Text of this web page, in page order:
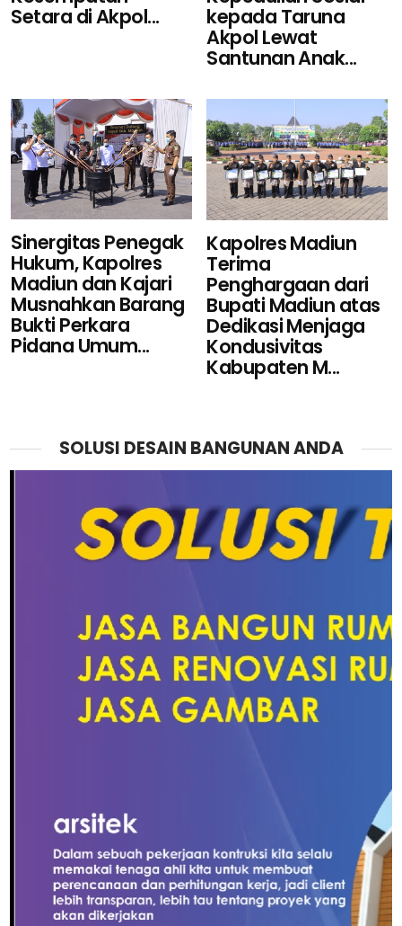
Setara di Akpol... kepada Taruna
Akpol Lewat
Santunan Anak...
Sinergitas Penegak
Hukum, Kapolres
Madiun dan Kajari
Musnahkan Barang
Bukti Perkara
Pidana Umum...
Kapolres Madiun
Terima
Penghargaan dari
Bupati Madiun atas
Dedikasi Menjaga
Kondusivitas
Kabupaten M...
SOLUSI DESAIN BANGUNAN ANDA